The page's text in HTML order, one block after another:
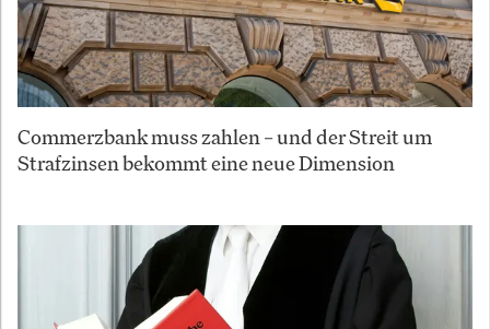
Commerzbank muss zahlen – und der Streit um
Strafzinsen bekommt eine neue Dimension